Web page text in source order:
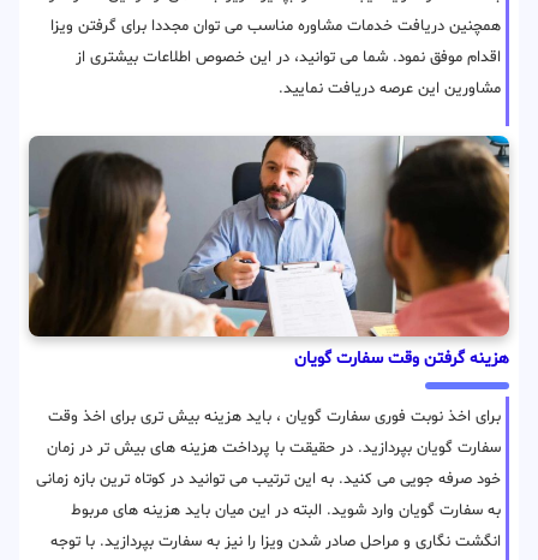
همچنین دریافت خدمات مشاوره مناسب می توان مجددا برای گرفتن ویزا
اقدام موفق نمود. شما می توانید، در این خصوص اطلاعات بیشتری از
مشاورین این عرصه دریافت نمایید.
هزینه گرفتن وقت سفارت گویان
برای اخذ نوبت فوری سفارت گویان ، باید هزینه بیش تری برای اخذ وقت
سفارت گویان بپردازید. در حقیقت با پرداخت هزینه های بیش تر در زمان
خود صرفه جویی می کنید. به این ترتیب می توانید در کوتاه ترین بازه زمانی
به سفارت گویان وارد شوید. البته در این میان باید هزینه های مربوط
انگشت نگاری و مراحل صادر شدن ویزا را نیز به سفارت بپردازید. با توجه